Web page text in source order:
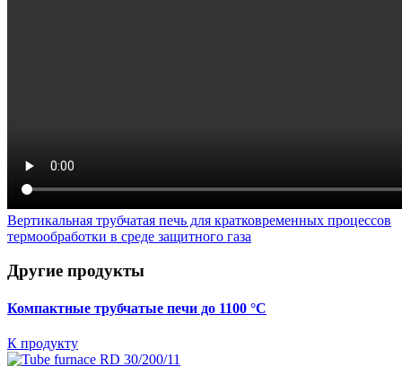
Вертикальная трубчатая печь для кратковременных процессов
термообработки в среде защитного газа
Другие продукты
Компактные трубчатые печи до 1100 °C
К продукту